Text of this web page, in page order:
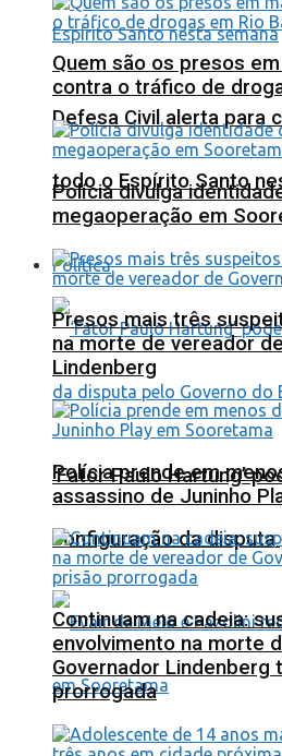
Defesa Civil alerta para
todo o Espírito Santo
Política
‘Fator Paulo Hartung’
configuração da disputa
Quem são os presos
contra o tráfico de
Polícia divulga
megaoperação em
Presos mais três
na morte de vereador
Lindenberg
Polícia prende em
assassino de Juninho
Continuam na cadeia:
envolvimento na morte
Governador Lindenberg
prorrogada